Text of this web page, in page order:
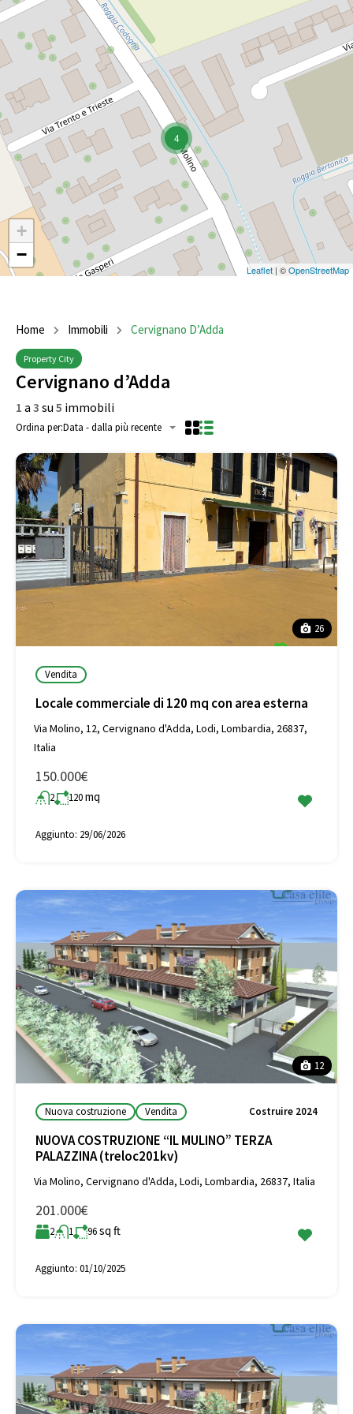
4
+
−
Leaflet | ©OpenStreetMap
Home Immobili Cervignano D’Adda
Property City
Cervignano d’Adda
1 a 3 su 5 immobili
Ordina per:Data - dalla più recente
26
Vendita
Locale commerciale di 120 mq con area esterna
Via Molino, 12, Cervignano d'Adda, Lodi, Lombardia, 26837,
Italia
150.000€
2 120mq
Aggiunto: 29/06/2026
12
Nuova costruzione Vendita Costruire 2024
NUOVA COSTRUZIONE “IL MULINO” TERZA
PALAZZINA (treloc201kv)
Via Molino, Cervignano d'Adda, Lodi, Lombardia, 26837, Italia
201.000€
2 1 96sq ft
Aggiunto: 01/10/2025